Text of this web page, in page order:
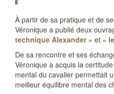
À partir de sa pratique et de
Véronique a publié deux
technique Alexander» et «
De sa rencontre et ses
Véronique a acquis la
mental du cavalier permettait
meilleur équilibre mental des